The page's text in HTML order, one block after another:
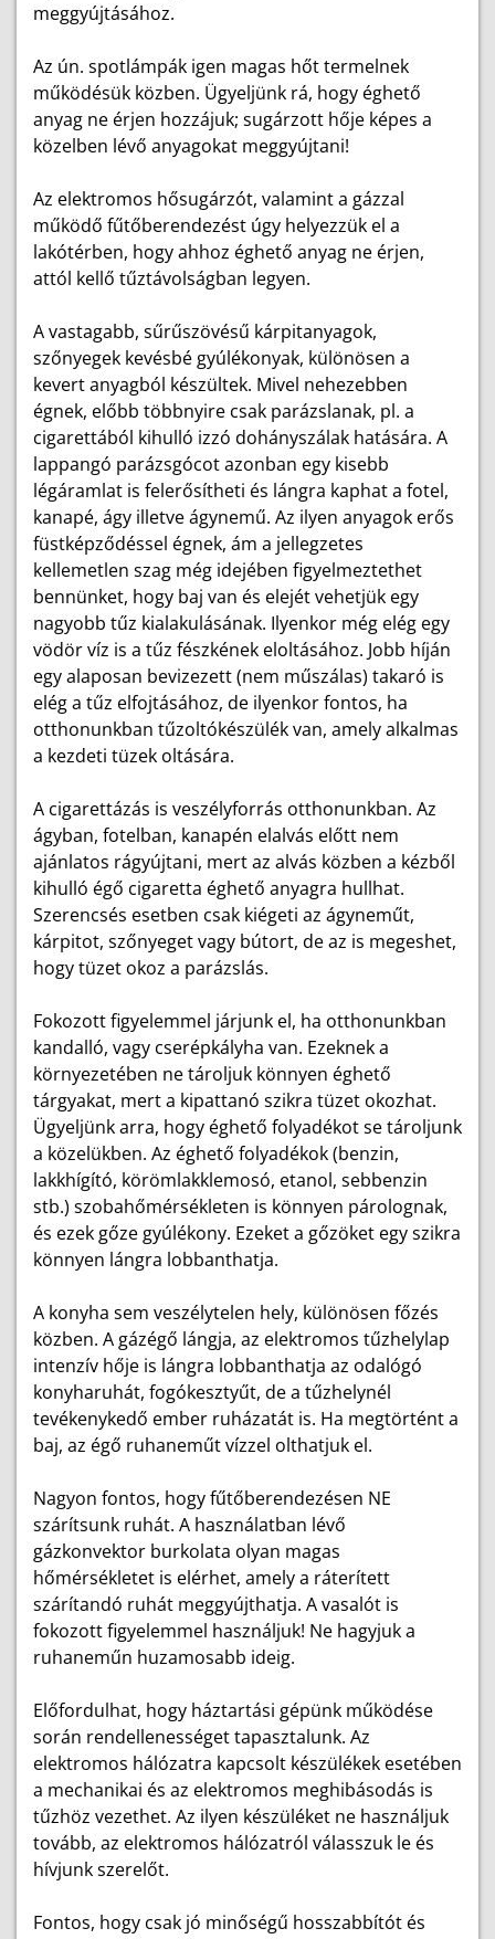
meggyújtásához.
Az ún. spotlámpák igen magas hőt termelnek
működésük közben. Ügyeljünk rá, hogy éghető
anyag ne érjen hozzájuk; sugárzott hője képes a
közelben lévő anyagokat meggyújtani!
Az elektromos hősugárzót, valamint a gázzal
működő fűtőberendezést úgy helyezzük el a
lakótérben, hogy ahhoz éghető anyag ne érjen,
attól kellő tűztávolságban legyen.
A vastagabb, sűrűszövésű kárpitanyagok,
szőnyegek kevésbé gyúlékonyak, különösen a
kevert anyagból készültek. Mivel nehezebben
égnek, előbb többnyire csak parázslanak, pl. a
cigarettából kihulló izzó dohányszálak hatására. A
lappangó parázsgócot azonban egy kisebb
légáramlat is felerősítheti és lángra kaphat a fotel,
kanapé, ágy illetve ágynemű. Az ilyen anyagok erős
füstképződéssel égnek, ám a jellegzetes
kellemetlen szag még idejében figyelmeztethet
bennünket, hogy baj van és elejét vehetjük egy
nagyobb tűz kialakulásának. Ilyenkor még elég egy
vödör víz is a tűz fészkének eloltásához. Jobb híján
egy alaposan bevizezett (nem műszálas) takaró is
elég a tűz elfojtásához, de ilyenkor fontos, ha
otthonunkban tűzoltókészülék van, amely alkalmas
a kezdeti tüzek oltására.
A cigarettázás is veszélyforrás otthonunkban. Az
ágyban, fotelban, kanapén elalvás előtt nem
ajánlatos rágyújtani, mert az alvás közben a kézből
kihulló égő cigaretta éghető anyagra hullhat.
Szerencsés esetben csak kiégeti az ágyneműt,
kárpitot, szőnyeget vagy bútort, de az is megeshet,
hogy tüzet okoz a parázslás.
Fokozott figyelemmel járjunk el, ha otthonunkban
kandalló, vagy cserépkályha van. Ezeknek a
környezetében ne tároljuk könnyen éghető
tárgyakat, mert a kipattanó szikra tüzet okozhat.
Ügyeljünk arra, hogy éghető folyadékot se tároljunk
a közelükben. Az éghető folyadékok (benzin,
lakkhígító, körömlakklemosó, etanol, sebbenzin
stb.) szobahőmérsékleten is könnyen párolognak,
és ezek gőze gyúlékony. Ezeket a gőzöket egy szikra
könnyen lángra lobbanthatja.
A konyha sem veszélytelen hely, különösen főzés
közben. A gázégő lángja, az elektromos tűzhelylap
intenzív hője is lángra lobbanthatja az odalógó
konyharuhát, fogókesztyűt, de a tűzhelynél
tevékenykedő ember ruházatát is. Ha megtörtént a
baj, az égő ruhaneműt vízzel olthatjuk el.
Nagyon fontos, hogy fűtőberendezésen NE
szárítsunk ruhát. A használatban lévő
gázkonvektor burkolata olyan magas
hőmérsékletet is elérhet, amely a ráterített
szárítandó ruhát meggyújthatja. A vasalót is
fokozott figyelemmel használjuk! Ne hagyjuk a
ruhaneműn huzamosabb ideig.
Előfordulhat, hogy háztartási gépünk működése
során rendellenességet tapasztalunk. Az
elektromos hálózatra kapcsolt készülékek esetében
a mechanikai és az elektromos meghibásodás is
tűzhöz vezethet. Az ilyen készüléket ne használjuk
tovább, az elektromos hálózatról válasszuk le és
hívjunk szerelőt.
Fontos, hogy csak jó minőségű hosszabbítót és